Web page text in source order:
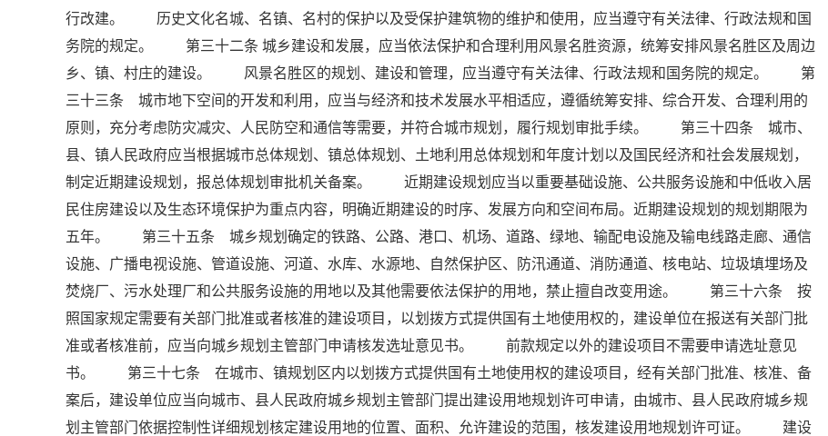
行改建。 历史文化名城、名镇、名村的保护以及受保护建筑物的维护和使用，应当遵守有关法律、行政法规和国
务院的规定。 第三十二条 城乡建设和发展，应当依法保护和合理利用风景名胜资源，统筹安排风景名胜区及周边
乡、镇、村庄的建设。 风景名胜区的规划、建设和管理，应当遵守有关法律、行政法规和国务院的规定。 第
三十三条 城市地下空间的开发和利用，应当与经济和技术发展水平相适应，遵循统筹安排、综合开发、合理利用的
原则，充分考虑防灾减灾、人民防空和通信等需要，并符合城市规划，履行规划审批手续。 第三十四条 城市、
县、镇人民政府应当根据城市总体规划、镇总体规划、土地利用总体规划和年度计划以及国民经济和社会发展规划，
制定近期建设规划，报总体规划审批机关备案。 近期建设规划应当以重要基础设施、公共服务设施和中低收入居
民住房建设以及生态环境保护为重点内容，明确近期建设的时序、发展方向和空间布局。近期建设规划的规划期限为
五年。 第三十五条 城乡规划确定的铁路、公路、港口、机场、道路、绿地、输配电设施及输电线路走廊、通信
设施、广播电视设施、管道设施、河道、水库、水源地、自然保护区、防汛通道、消防通道、核电站、垃圾填埋场及
焚烧厂、污水处理厂和公共服务设施的用地以及其他需要依法保护的用地，禁止擅自改变用途。 第三十六条 按
照国家规定需要有关部门批准或者核准的建设项目，以划拨方式提供国有土地使用权的，建设单位在报送有关部门批
准或者核准前，应当向城乡规划主管部门申请核发选址意见书。 前款规定以外的建设项目不需要申请选址意见
书。 第三十七条 在城市、镇规划区内以划拨方式提供国有土地使用权的建设项目，经有关部门批准、核准、备
案后，建设单位应当向城市、县人民政府城乡规划主管部门提出建设用地规划许可申请，由城市、县人民政府城乡规
划主管部门依据控制性详细规划核定建设用地的位置、面积、允许建设的范围，核发建设用地规划许可证。 建设